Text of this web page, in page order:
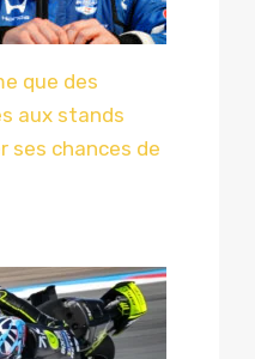
que des
aux stands
ses chances de